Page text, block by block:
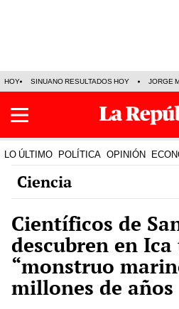
HOY SINUANO RESULTADOS HOY JORGE
LO ÚLTIMO POLÍTICA OPINIÓN
Ciencia
Científicos de
descubren en Ica
“monstruo
millones de años